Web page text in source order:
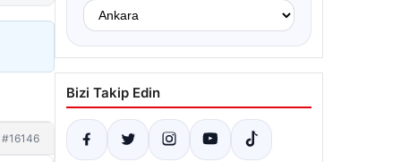
#16146
Bizi Takip Edin